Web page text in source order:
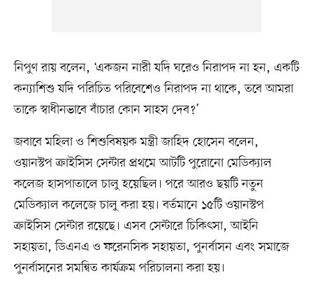
নিপুণ রায় বলেন, ‘একজন নারী যদি ঘরেও নিরাপদ না হন, একটি
কন্যাশিশু যদি পরিচিত পরিবেশেও নিরাপদ না থাকে, তবে আমরা
তাকে স্বাধীনভাবে বাঁচার কোন সাহস দেব?’
জবাবে মহিলা ও শিশুবিষয়ক মন্ত্রী জাহিদ হোসেন বলেন,
ওয়ানস্টপ ক্রাইসিস সেন্টার প্রথমে আটটি পুরোনো মেডিক্যাল
কলেজ হাসপাতালে চালু হয়েছিল। পরে আরও ছয়টি নতুন
মেডিক্যাল কলেজে চালু করা হয়। বর্তমানে ১৫টি ওয়ানস্টপ
ক্রাইসিস সেন্টার রয়েছে। এসব সেন্টারে চিকিৎসা, আইনি
সহায়তা, ডিএনএ ও ফরেনসিক সহায়তা, পুনর্বাসন এবং সমাজে
পুনর্বাসনের সমন্বিত কার্যক্রম পরিচালনা করা হয়।